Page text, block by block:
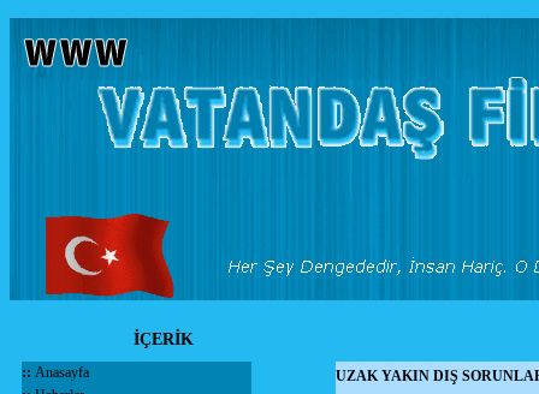
İÇERİK
:: Anasayfa
UZAK YAKIN DIŞ